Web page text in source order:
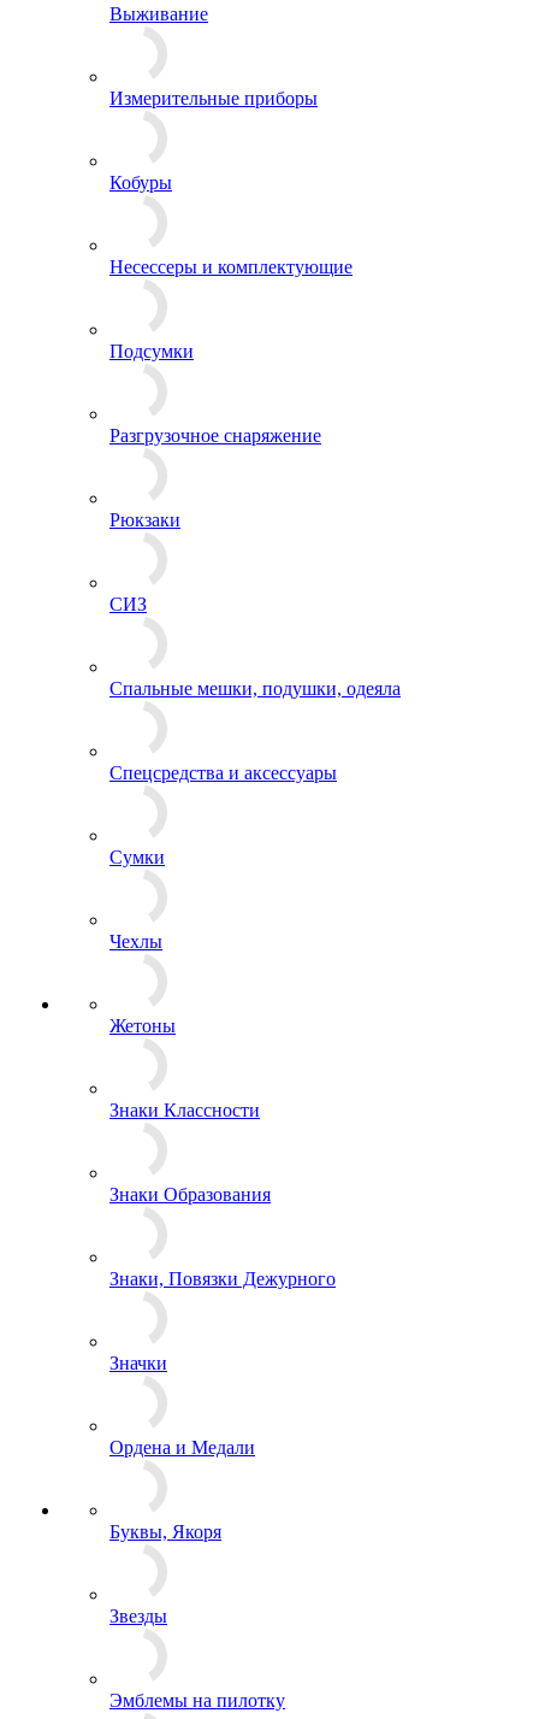
Шапки-ушанки
Выживание
Измерительные приборы
Кобуры
Несессеры и комплектующие
Подсумки
Разгрузочное снаряжение
Рюкзаки
Спальные мешки, подушки, одеяла
Спецсредства и аксессуары
Сумки
Чехлы
Жетоны
Знаки Классности
Знаки Образования
Знаки, Повязки Дежурного
Значки
Ордена и Медали
Буквы, Якоря